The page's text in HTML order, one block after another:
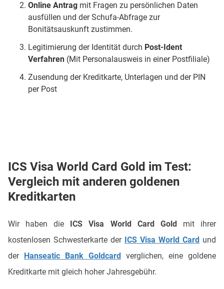
Online Antrag mit Fragen zu persönlichen Daten
ausfüllen und der Schufa-Abfrage zur
Bonitätsauskunft zustimmen.
Legitimierung der Identität durch Post-Ident
Verfahren (Mit Personalausweis in einer Postfiliale)
Zusendung der Kreditkarte, Unterlagen und der PIN
per Post
ICS Visa World Card Gold im Test:
Vergleich mit anderen goldenen
Kreditkarten
Wir haben die ICS Visa World Card Gold
mit ihrer
kostenlosen Schwesterkarte der ICS Visa World Card und
der
Hanseatic Bank Goldcard
verglichen, eine goldene
Kreditkarte mit gleich hoher Jahresgebühr.